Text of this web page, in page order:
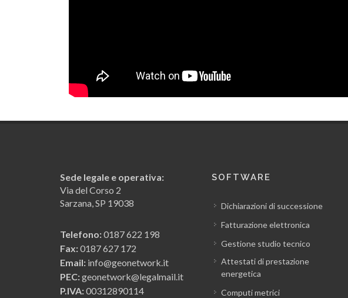
Sede legale e operativa:
Via del Corso 2
Sarzana, SP 19038
Telefono:0187 622 198
Fax:0187 627 172
Email: info@geonetwork.it
PEC:geonetwork@legalmail.it
P.IVA:00312890114
SOFTWARE
Dichiarazioni di successione
Fatturazione elettronica
Gestione studio tecnico
Attestati di prestazione
energetica
Computi metrici